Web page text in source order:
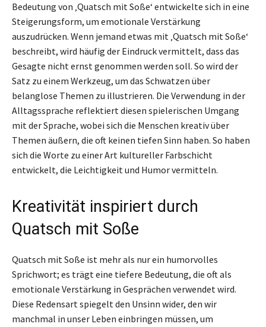
Bedeutung von ‚Quatsch mit Soße‘ entwickelte sich in eine
Steigerungsform, um emotionale Verstärkung
auszudrücken. Wenn jemand etwas mit ‚Quatsch mit Soße‘
beschreibt, wird häufig der Eindruck vermittelt, dass das
Gesagte nicht ernst genommen werden soll. So wird der
Satz zu einem Werkzeug, um das Schwatzen über
belanglose Themen zu illustrieren. Die Verwendung in der
Alltagssprache reflektiert diesen spielerischen Umgang
mit der Sprache, wobei sich die Menschen kreativ über
Themen äußern, die oft keinen tiefen Sinn haben. So haben
sich die Worte zu einer Art kultureller Farbschicht
entwickelt, die Leichtigkeit und Humor vermitteln.
Kreativität inspiriert durch
Quatsch mit Soße
Quatsch mit Soße ist mehr als nur ein humorvolles
Sprichwort; es trägt eine tiefere Bedeutung, die oft als
emotionale Verstärkung in Gesprächen verwendet wird.
Diese Redensart spiegelt den Unsinn wider, den wir
manchmal in unser Leben einbringen müssen, um